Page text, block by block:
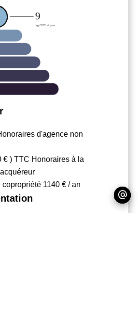
d'agence non
€ ) TTC Honoraires à la
copropriété 1140 € / an